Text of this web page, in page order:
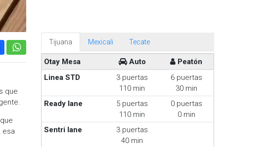
que
esa
Tijuana Mexicali Tecate
Otay Mesa Auto
Peatón
Linea STD
3 puertas
110 min
6 puertas
30 min
Ready lane
5 puertas
110 min
0 puertas
0 min
Sentri lane
3 puertas
40 min